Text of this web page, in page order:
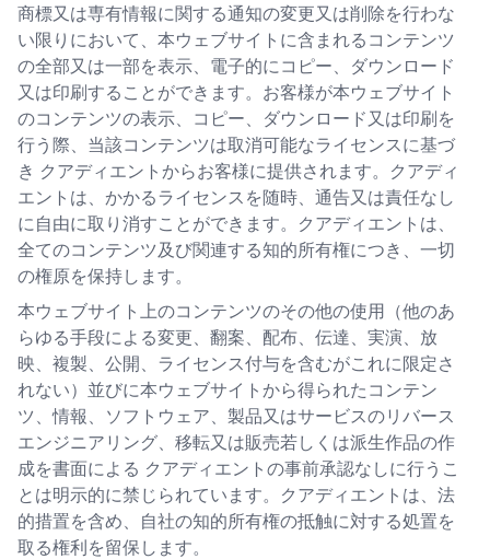
商標又は専有情報に関する通知の変更又は削除を行わな
い限りにおいて、本ウェブサイトに含まれるコンテンツ
の全部又は一部を表示、電子的にコピー、ダウンロード
又は印刷することができます。お客様が本ウェブサイト
のコンテンツの表示、コピー、ダウンロード又は印刷を
行う際、当該コンテンツは取消可能なライセンスに基づ
き クアディエントからお客様に提供されます。クアディ
エントは、かかるライセンスを随時、通告又は責任なし
に自由に取り消すことができます。クアディエントは、
全てのコンテンツ及び関連する知的所有権につき、一切
の権原を保持します。
本ウェブサイト上のコンテンツのその他の使用（他のあ
らゆる手段による変更、翻案、配布、伝達、実演、放
映、複製、公開、ライセンス付与を含むがこれに限定さ
れない）並びに本ウェブサイトから得られたコンテン
ツ、情報、ソフトウェア、製品又はサービスのリバース
エンジニアリング、移転又は販売若しくは派生作品の作
成を書面による クアディエントの事前承認なしに行うこ
とは明示的に禁じられています。クアディエントは、法
的措置を含め、自社の知的所有権の抵触に対する処置を
取る権利を留保します。